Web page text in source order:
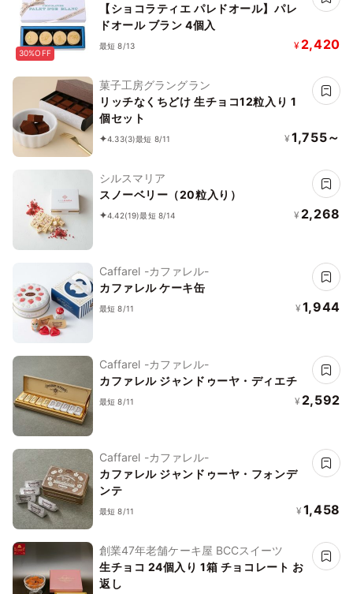
30%OFF
【ショコラティエ パレドオール】パレ
ドオール ブラン 4個入
最短 8/13 ¥ 2,420
菓子工房グラングラン
リッチなくちどけ 生チョコ12粒入り 1
個セット
4.33(3)最短 8/11 ¥ 1,755～
シルスマリア
スノーベリー（20粒入り）
4.42(19)最短 8/14 ¥ 2,268
Caffarel -カファレル-
カファレル ケーキ缶
最短 8/11 ¥ 1,944
Caffarel -カファレル-
カファレル ジャンドゥーヤ・ディエチ
最短 8/11 ¥ 2,592
Caffarel -カファレル-
カファレル ジャンドゥーヤ・フォンデ
ンテ
最短 8/11 ¥ 1,458
創業47年老舗ケーキ屋 BCCスイーツ
生チョコ 24個入り 1箱 チョコレート お
返し